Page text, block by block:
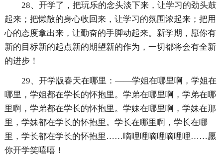
28、开学了，把玩乐的念头淡下来，让学习的劲头鼓
起来；把懒散的身心收回来，让学习的氛围浓起来；把用
心的态度拿出来，让勤奋的手脚动起来。新学期，愿你有
新的目标新的起点新的期望新的作为，一切都将会有全新
的进步！
29、开学版春天在哪里：――学姐在哪里啊，学姐在
哪里，学姐都在学长的怀抱里。学弟在哪里啊，学弟在哪
里啊，学弟都在学长的怀抱里。学妹在哪里啊，学妹在那
里，学妹都在学长的怀抱里。学长在哪里啊，学长在哪
里，学长都在学长的怀抱里……嘀哩哩嘀哩嘀哩哩……愿
你开学笑嘻嘻！